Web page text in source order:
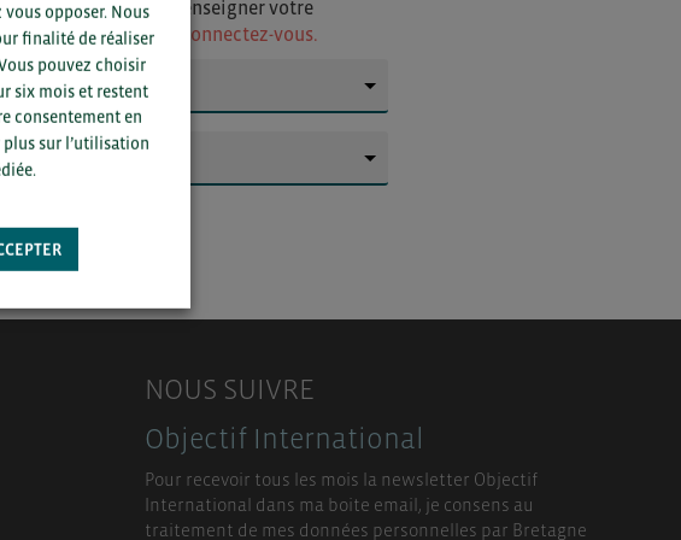
contacts, merci de renseigner votre
et votre secteur ou connectez-vous.
NOUS SUIVRE
Objectif International
Pour recevoir tous les mois la newsletter Objectif
International dans ma boite email, je consens au
traitement de mes données personnelles par Bretagne
opposer. Nous
finalité de réaliser
pouvez choisir
six mois et restent
consentement en
sur l’utilisation